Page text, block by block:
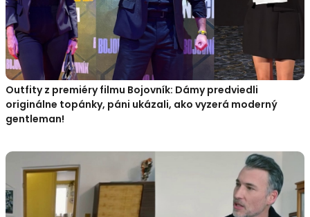
Outfity z premiéry filmu Bojovník: Dámy predviedli
originálne topánky, páni ukázali, ako vyzerá moderný
gentleman!